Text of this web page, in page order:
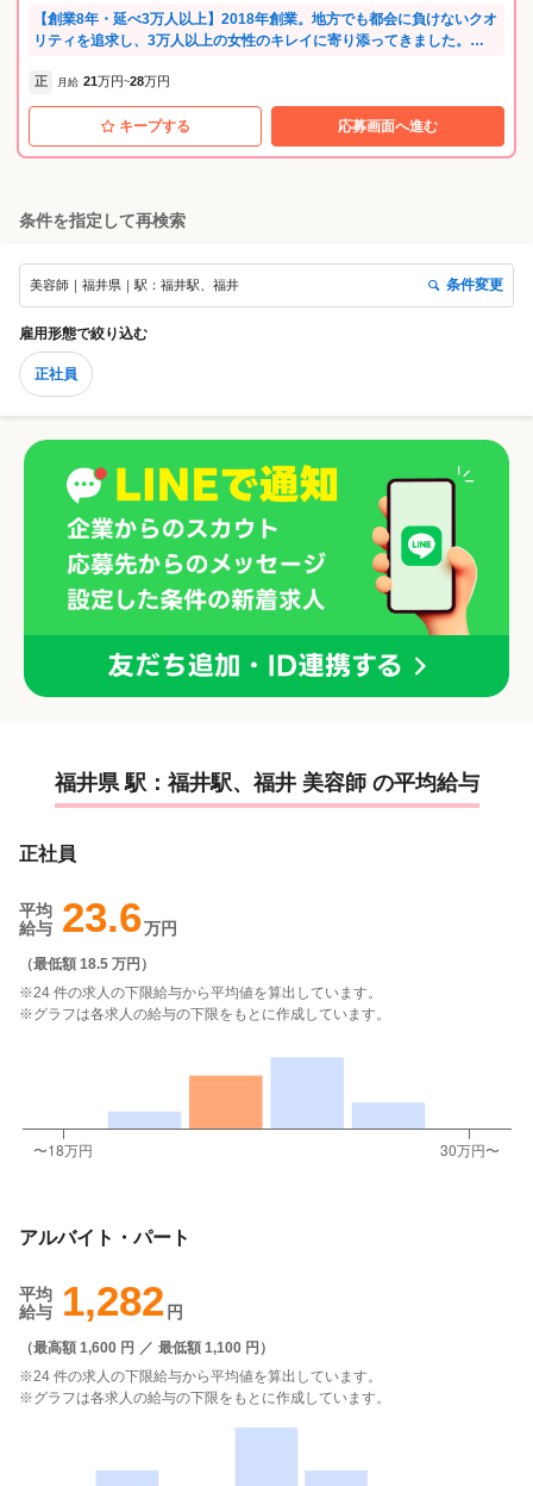
【創業8年・延べ3万人以上】2018年創業。地方でも都会に負けないクオ
リティを追求し、3万人以上の女性のキレイに寄り添ってきました。
はママさん美容師で、子育てと仕事を両立して活躍中。残業なし・年間
休日130日以上で、家庭もプライベートも大切にできます。 【高単価×大
人女性】客単価1.2万円、リピート率80%以上。30代からの大人女性に選
ばれる高単価サロンです。 【落ち着いた空間】2025年、西海岸のカフェ
る技術が身につきます。 【安心の待遇】指名70万から完全歩合（想定年
収600万）、社会保険完備、独立支援、資格取得補助。長く安心して働
正 月給 21万円~28万円
キープする 応募画面へ進む
条件を指定して再検索
美容師｜福井県｜駅：福井駅、福井 条件変更
雇用形態で絞り込む
正社員
福井県 駅：福井駅、福井 美容師 の平均給与
正社員
平均
給与 23.6万円
（最低額 18.5 万円 ）
※24 件の求人の下限給与から平均値を算出しています。
※グラフは各求人の給与の下限をもとに作成しています。
アルバイト・パート
平均
給与
1,282 円
（最高額 1,600 円 ／ 最低額 1,100 円 ）
※24 件の求人の下限給与から平均値を算出しています。
※グラフは各求人の給与の下限をもとに作成しています。